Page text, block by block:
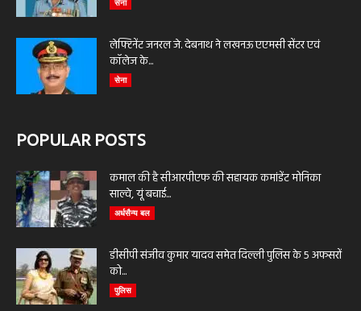
सेना
लेफ्टिनेंट जनरल जे. देबनाथ ने लखनऊ एएमसी सेंटर एवं
कॉलेज के...
सेना
POPULAR POSTS
कमाल की है सीआरपीएफ की सहायक कमांडेंट मोनिका
साल्वे, यूं बचाई...
अर्धसैन्य बल
डीसीपी संजीव कुमार यादव समेत दिल्ली पुलिस के 5 अफसरों
को...
पुलिस